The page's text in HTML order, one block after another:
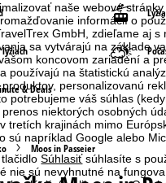
naše webové
informácií o
GmbH, zdieľame aj s
sa vytvárajú na základe
koncovom zariadení a
používajú na štatistickú
personalizovanú
potrebujeme váš súhlas
niektorých osobných
tretích krajinách mimo
sú napríklad Google alebo
tlačidloSúhlasiťsúhlasíte s
nie sú nevyhnutné na
& Deals
Moos in Passeier